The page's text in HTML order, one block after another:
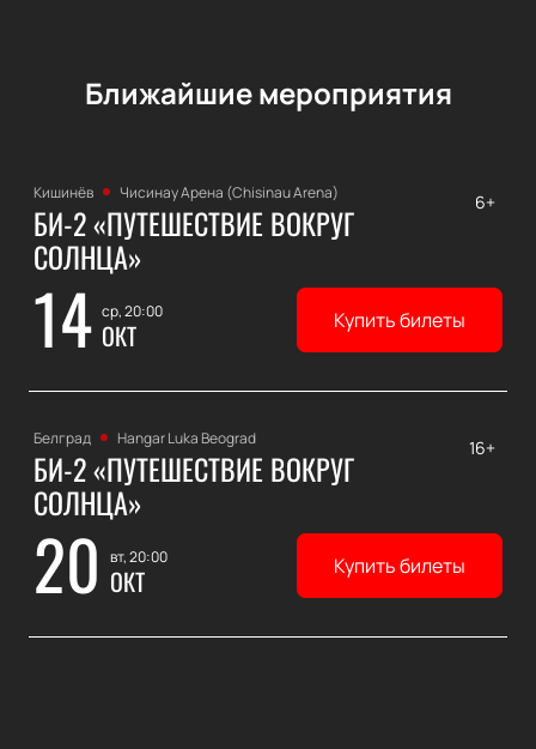
Ближайшие мероприятия
Кишинёв Чисинау Арена (Chisinau Arena)
БИ-2 «ПУТЕШЕСТВИЕ ВОКРУГ
СОЛНЦА»
14 ср, 20:00
ОКТ
6+
Купить билеты
Белград Hangar Luka Beograd
БИ-2 «ПУТЕШЕСТВИЕ ВОКРУГ
СОЛНЦА»
20 вт, 20:00
ОКТ
16+
Купить билеты